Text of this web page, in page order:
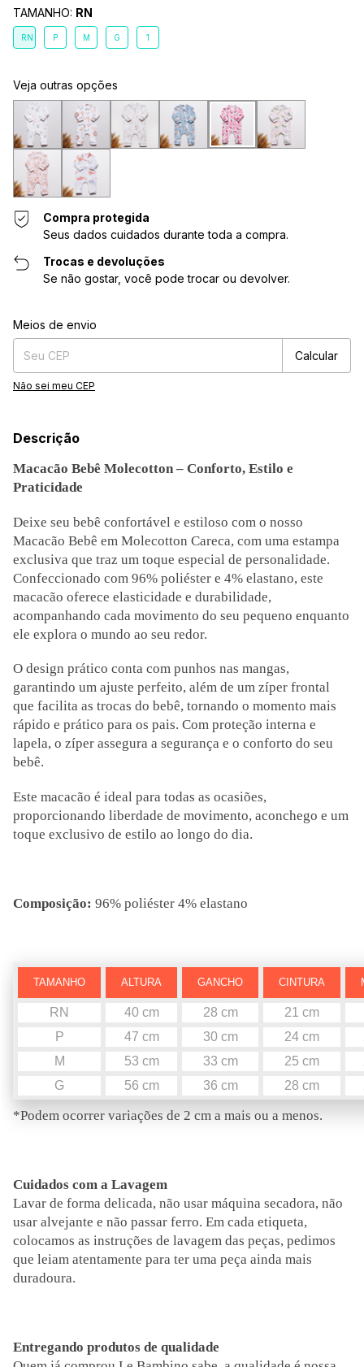
TAMANHO: RN
RN P M G 1
Veja outras opções
Compra protegida
Seus dados cuidados durante toda a compra.
Trocas e devoluções
Se não gostar, você pode trocar ou devolver.
Entregas para o CEP:
Meios de envio
Calcular
Não sei meu CEP
Descrição
Macacão Bebê Molecotton – Conforto, Estilo e
Praticidade
Deixe seu bebê confortável e estiloso com o nosso
Macacão Bebê em Molecotton Careca, com uma estampa
exclusiva que traz um toque especial de personalidade.
Confeccionado com 96% poliéster e 4% elastano, este
macacão oferece elasticidade e durabilidade,
acompanhando cada movimento do seu pequeno enquanto
ele explora o mundo ao seu redor.
O design prático conta com punhos nas mangas,
garantindo um ajuste perfeito, além de um zíper frontal
que facilita as trocas do bebê, tornando o momento mais
rápido e prático para os pais. Com proteção interna e
lapela, o zíper assegura a segurança e o conforto do seu
bebê.
Este macacão é ideal para todas as ocasiões,
proporcionando liberdade de movimento, aconchego e um
toque exclusivo de estilo ao longo do dia.
Composição: 96% poliéster 4% elastano
TAMANHO ALTURA GANCHO CINTURA
RN 40 cm 28 cm 21 cm
P
47 cm 30 cm 24 cm
M
53 cm 33 cm 25 cm
G
56 cm 36 cm 28 cm
*Podem ocorrer variações de 2 cm a mais ou a menos.
Cuidados com a Lavagem
Lavar de forma delicada, não usar máquina secadora, não
usar alvejante e não passar ferro. Em cada etiqueta,
colocamos as instruções de lavagem das peças, pedimos
que leiam atentamente para ter uma peça ainda mais
duradoura.
Entregando produtos de qualidade